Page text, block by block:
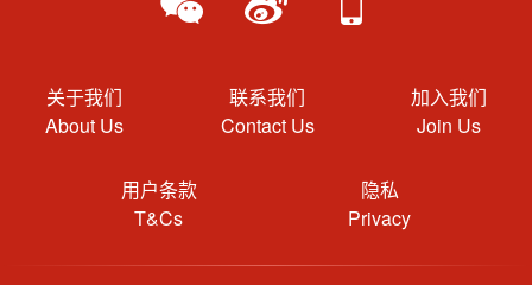
关于我们
About Us
联系我们
Contact Us
加入我们
Join Us
用户条款
T&Cs
隐私
Privacy